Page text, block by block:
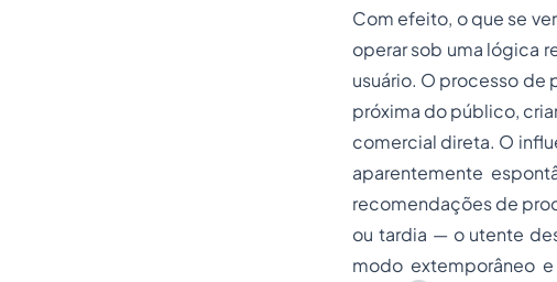
Com efeito, o que se
operar sob uma lógica
usuário. O processo de
próxima do público,
comercial direta. O
aparentemente
recomendações de
ou tardia — o utente
modo extemporâneo